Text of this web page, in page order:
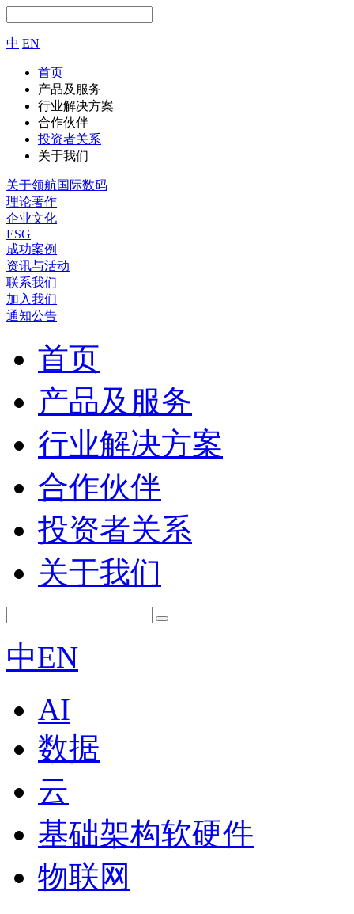
中 EN
首页
产品及服务
行业解决方案
合作伙伴
投资者关系
关于我们
关于领航国际数码
理论著作
企业文化
ESG
成功案例
资讯与活动
联系我们
加入我们
通知公告
首页
产品及服务
行业解决方案
合作伙伴
投资者关系
关于我们
中EN
AI
数据
云
基础架构软硬件
物联网